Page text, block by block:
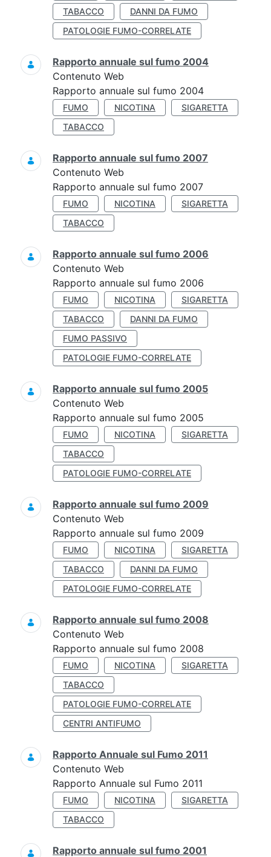
TABACCO
DANNI DA FUMO
PATOLOGIE FUMO-CORRELATE
Rapporto annuale sul fumo 2004
Contenuto Web
Rapporto annuale sul fumo 2004
FUMO NICOTINA
SIGARETTA
TABACCO
Rapporto annuale sul fumo 2007
Contenuto Web
Rapporto annuale sul fumo 2007
FUMO NICOTINA
SIGARETTA
TABACCO
Rapporto annuale sul fumo 2006
Contenuto Web
Rapporto annuale sul fumo 2006
FUMO NICOTINA
SIGARETTA
TABACCO
DANNI DA FUMO
FUMO PASSIVO
PATOLOGIE FUMO-CORRELATE
Rapporto annuale sul fumo 2005
Contenuto Web
Rapporto annuale sul fumo 2005
FUMO NICOTINA
SIGARETTA
TABACCO
PATOLOGIE FUMO-CORRELATE
Rapporto annuale sul fumo 2009
Contenuto Web
Rapporto annuale sul fumo 2009
FUMO NICOTINA
SIGARETTA
TABACCO
DANNI DA FUMO
PATOLOGIE FUMO-CORRELATE
Rapporto annuale sul fumo 2008
Contenuto Web
Rapporto annuale sul fumo 2008
FUMO NICOTINA
SIGARETTA
TABACCO
PATOLOGIE FUMO-CORRELATE
CENTRI ANTIFUMO
Rapporto Annuale sul Fumo 2011
Contenuto Web
Rapporto Annuale sul Fumo 2011
FUMO NICOTINA
SIGARETTA
TABACCO
Rapporto annuale sul fumo 2001